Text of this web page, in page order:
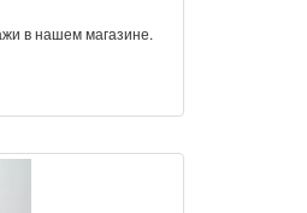
в нашем магазине.